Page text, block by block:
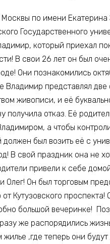
по имени Екатерина
Государственного
который приехал
В свои 26 лет он был
Они познакомились
Владимир представлял
живописи, и её
получила отказ. Её
а чтобы
был возить её с
В свой праздник она не
привели к себе
Олег! Он был торговым
Кутузовского
большой вечеринке!
же распорядились
,где теперь они